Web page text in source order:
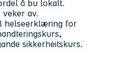
å bu lokalt.
veker av.
helseerklæring for
sikkerheitskurs.